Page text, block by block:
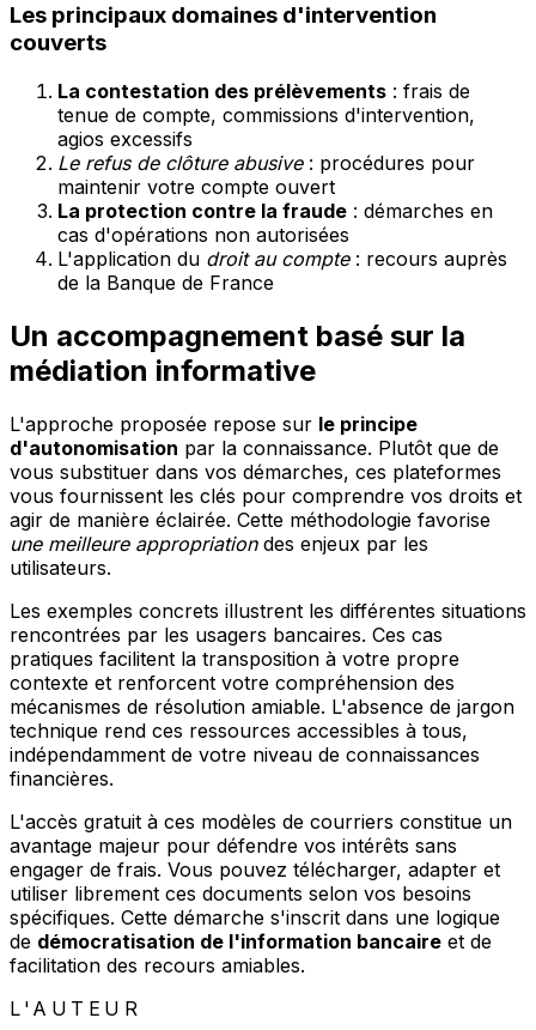
Les principaux domaines d'intervention
couverts
La contestation des prélèvements : frais de
tenue de compte, commissions d'intervention,
agios excessifs
Le refus de clôture abusive: procédures pour
maintenir votre compte ouvert
La protection contre la fraude : démarches en
cas d'opérations non autorisées
L'application du droit au compte: recours auprès
de la Banque de France
Un accompagnement basé sur la
médiation informative
L'approche proposée repose sur le principe
d'autonomisation par la connaissance. Plutôt que de
vous substituer dans vos démarches, ces plateformes
vous fournissent les clés pour comprendre vos droits et
agir de manière éclairée. Cette méthodologie favorise
une meilleure appropriationdes enjeux par les
utilisateurs.
Les exemples concrets illustrent les différentes situations
rencontrées par les usagers bancaires. Ces cas
pratiques facilitent la transposition à votre propre
contexte et renforcent votre compréhension des
mécanismes de résolution amiable. L'absence de jargon
technique rend ces ressources accessibles à tous,
indépendamment de votre niveau de connaissances
financières.
L'accès gratuit à ces modèles de courriers constitue un
avantage majeur pour défendre vos intérêts sans
engager de frais. Vous pouvez télécharger, adapter et
utiliser librement ces documents selon vos besoins
spécifiques. Cette démarche s'inscrit dans une logique
de démocratisation de l'information bancaire et de
facilitation des recours amiables.
L'AUTEUR